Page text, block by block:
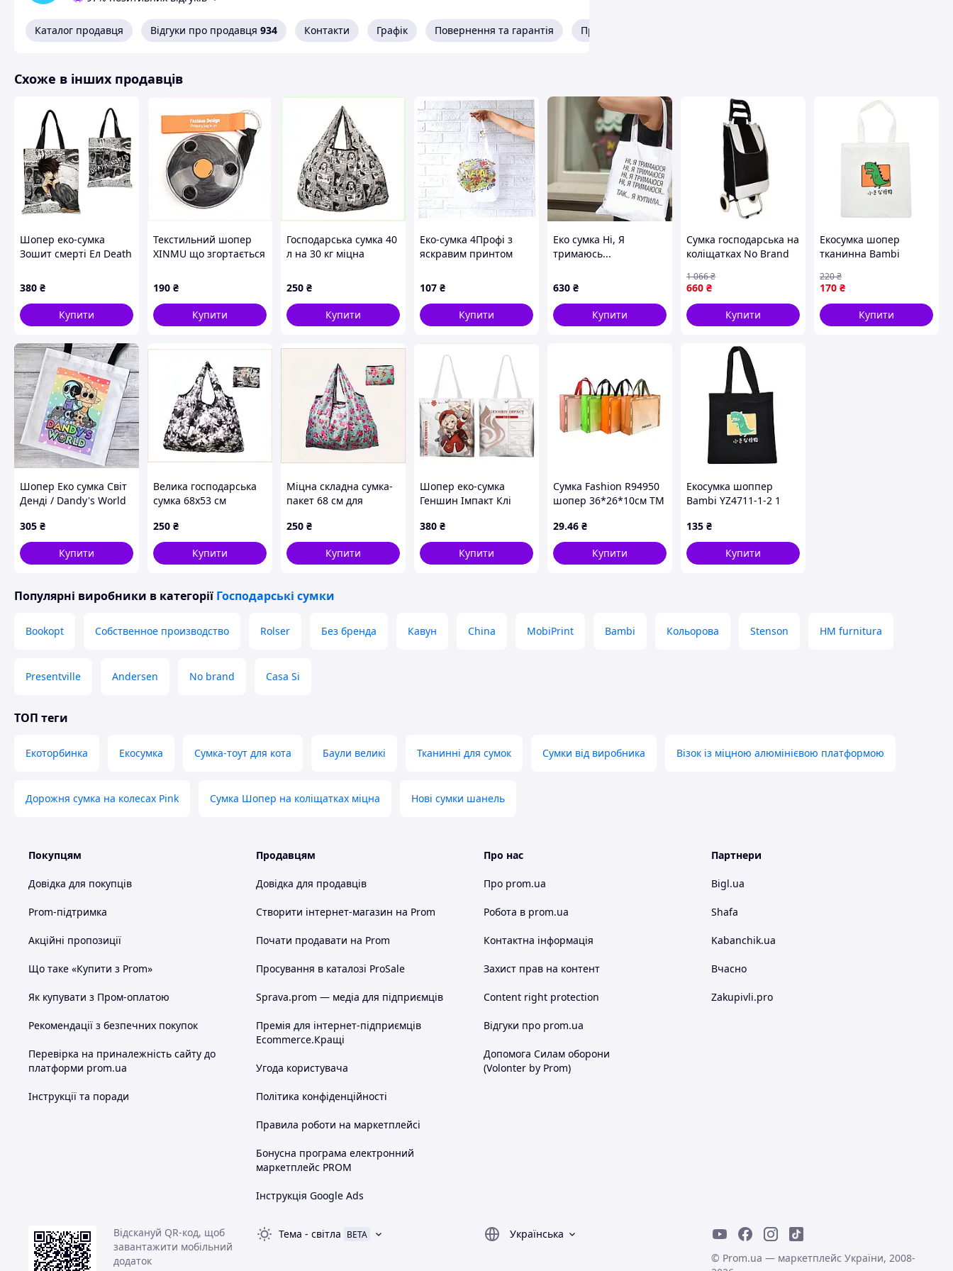
Каталог продавця Відгуки про продавця 934 Контакти Графік Повернення та гарантія Про продавця
Схоже в інших продавців
Шопер еко-сумка
Зошит смерті Ел Death
двосторонній
380 ₴
Купити
Текстильний шопер
XINMU що згортається
190 ₴
Купити
Господарська сумка 40
л на 30 кг міцна
300D, 873H352X5K
250 ₴
Купити
Еко-сумка 4Профі з
яскравим принтом
107 ₴
Купити
Еко сумка Ні, Я
тримаюсь...
630 ₴
Купити
Сумка господарська на
коліщатках No Brand
кг 94 см 30 л Чорний
(2104618361)
660 ₴
1 066₴
Купити
Екосумка шопер
тканинна Bambi
Білий
170 ₴
220₴
Купити
Шопер Еко сумка Світ
Денді / Dandy's World
305 ₴
Купити
Велика господарська
сумка 68х53 см
8C70H5503
250 ₴
Купити
Міцна складна сумка-
пакет 68 см для
подорожей,
E8E1C79421
250 ₴
Купити
Шопер еко-сумка
Геншин Імпакт Клі
х 33 см двосторонній
380 ₴
Купити
Сумка Fashion R94950
шопер 36*26*10см ТМ
29.46 ₴
Купити
Екосумка шоппер
Bambi YZ4711-1-2 1
135 ₴
Купити
Популярні виробники в категорії Господарські сумки
Bookopt Собственное производство Rolser Без бренда Кавун China MobiPrint Bambi Кольорова Stenson HM furnitura
Presentville Andersen No brand Casa Si
ТОП теги
Екоторбинка Екосумка Сумка-тоут для кота Баули великі Тканинні для сумок Сумки від виробника Візок із міцною алюмінієвою платформою
Дорожня сумка на колесах Pink Сумка Шопер на коліщатках міцна Нові сумки шанель
Покупцям
Довідка для покупців
Prom-підтримка
Акційні пропозиції
Що таке «Купити з Prom»
Як купувати з Пром-оплатою
Рекомендації з безпечних покупок
Перевірка на приналежність сайту до
платформи prom.ua
Інструкції та поради
Продавцям
Довідка для продавців
Створити інтернет-магазин на Prom
Почати продавати на Prom
Просування в каталозі ProSale
Sprava.prom — медіа для підприємців
Премія для інтернет-підприємців
Ecommerce.Кращі
Угода користувача
Політика конфіденційності
Правила роботи на маркетплейсі
Бонусна програма електронний
маркетплейс PROM
Інструкція Google Ads
Про нас
Про prom.ua
Робота в prom.ua
Контактна інформація
Захист прав на контент
Content right protection
Відгуки про prom.ua
Допомога Силам оборони
(Volonter by Prom)
Партнери
Bigl.ua
Shafa
Kabanchik.ua
Вчасно
Zakupivli.pro
Відскануй QR-код, щоб
завантажити мобільний
додаток
Тема - світла BETA
Українська
© Prom.ua — маркетплейс України, 2008-